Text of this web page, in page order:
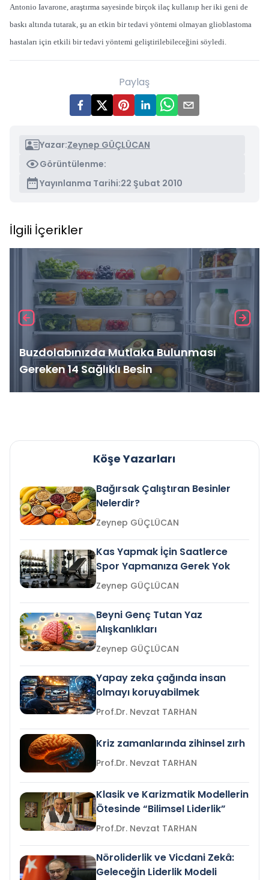
Antonio Iavarone, araştırma sayesinde birçok ilaç kullanıp her iki geni de
baskı altında tutarak, şu an etkin bir tedavi yöntemi olmayan glioblastoma
hastaları için etkili bir tedavi yöntemi geliştirilebileceğini söyledi.
Paylaş
Yazar:Zeynep GÜÇLÜCAN
Görüntülenme:
Yayınlanma Tarihi:22 Şubat 2010
İlgili İçerikler
Buzdolabınızda Mutlaka Bulunması
Gereken 14 Sağlıklı Besin
Köşe Yazarları
Bağırsak Çalıştıran Besinler
Nelerdir?
Zeynep GÜÇLÜCAN
Kas Yapmak İçin Saatlerce
Spor Yapmanıza Gerek Yok
Zeynep GÜÇLÜCAN
Beyni Genç Tutan Yaz
Alışkanlıkları
Zeynep GÜÇLÜCAN
Yapay zeka çağında insan
olmayı koruyabilmek
Prof.Dr. Nevzat TARHAN
Kriz zamanlarında zihinsel zırh
Prof.Dr. Nevzat TARHAN
Klasik ve Karizmatik Modellerin
Ötesinde “Bilimsel Liderlik”
Prof.Dr. Nevzat TARHAN
Nöroliderlik ve Vicdani Zekâ:
Geleceğin Liderlik Modeli